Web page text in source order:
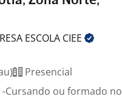
ESCOLA CIEE
Presencial
Cursando ou formado no